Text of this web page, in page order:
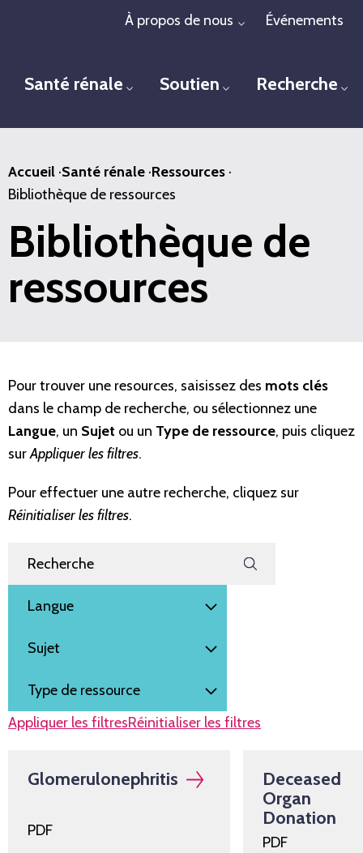
principal
À propos de nous Toggle menu
Événements
Santé rénale Toggle menu
Soutien Toggle menu
Recherche
Accueil ·Santé rénale ·Ressources ·
Bibliothèque de ressources
Bibliothèque de
ressources
Pour trouver une resources, saisissez des mots clés
dans le champ de recherche, ou sélectionnez une
Langue, un Sujet ou un Type de ressource, puis cliquez
surAppliquer les filtres.
Pour effectuer une autre recherche, cliquez sur
Réinitialiser les filtres.
Filtrer par
Rechercher des ressources
Langue
Sujet
Type de ressource
Appliquer les filtresRéinitialiser les filtres
Glomerulonephritis
PDF
Deceased
Organ
Donation
PDF